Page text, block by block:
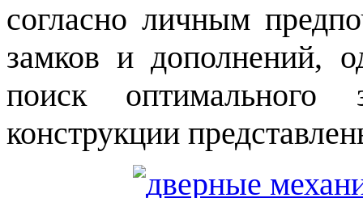
согласно личным
замков и дополнений,
поиск оптимального
конструкции